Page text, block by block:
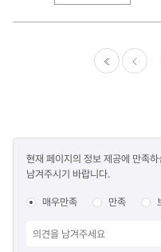
만족도
조사
현재 페이지의 정보 제공에 만족
남겨주시기 바랍니다.
매우만족 만족